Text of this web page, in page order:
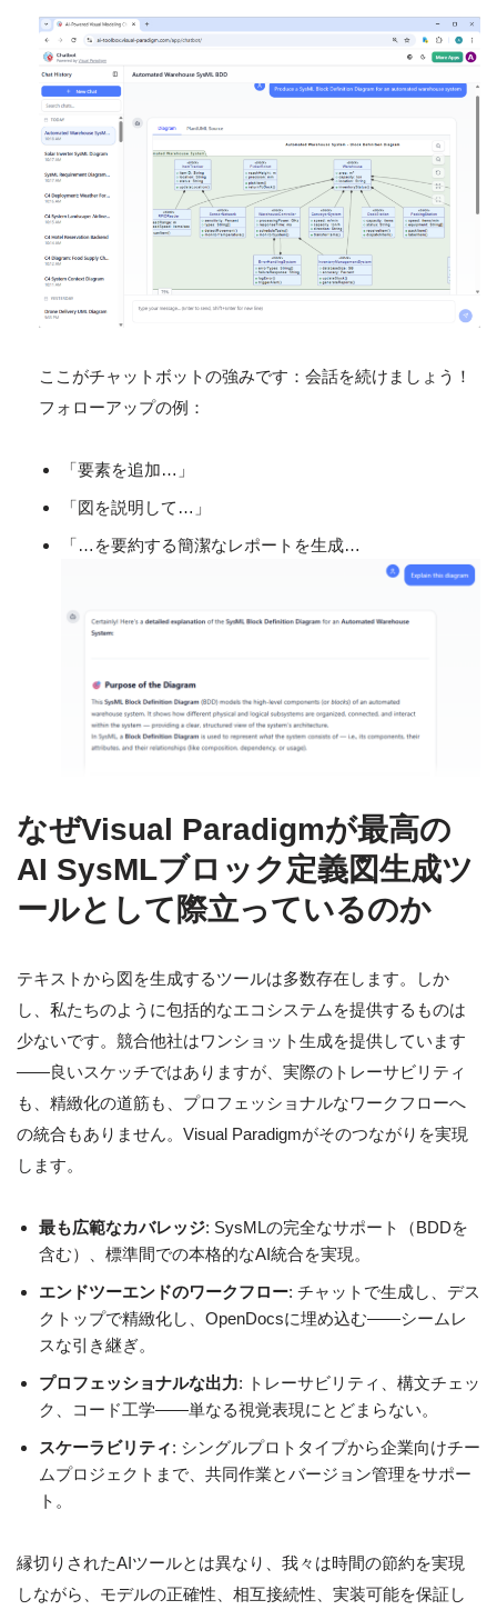
ここがチャットボットの強みです：会話を続けましょう！
フォローアップの例：
「要素を追加…」
「図を説明して…」
「…を要約する簡潔なレポートを生成…
なぜVisual Paradigmが最高の
AI SysMLブロック定義図生成ツ
ールとして際立っているのか
テキストから図を生成するツールは多数存在します。しか
し、私たちのように包括的なエコシステムを提供するものは
少ないです。競合他社はワンショット生成を提供しています
——良いスケッチではありますが、実際のトレーサビリティ
も、精緻化の道筋も、プロフェッショナルなワークフローへ
の統合もありません。Visual Paradigmがそのつながりを実現
します。
最も広範なカバレッジ: SysMLの完全なサポート（BDDを
含む）、標準間での本格的なAI統合を実現。
エンドツーエンドのワークフロー: チャットで生成し、デス
クトップで精緻化し、OpenDocsに埋め込む——シームレ
スな引き継ぎ。
プロフェッショナルな出力: トレーサビリティ、構文チェッ
ク、コード工学——単なる視覚表現にとどまらない。
スケーラビリティ: シングルプロトタイプから企業向けチー
ムプロジェクトまで、共同作業とバージョン管理をサポー
ト。
縁切りされたAIツールとは異なり、我々は時間の節約を実現
しながら、モデルの正確性、相互接続性、実装可能を保証し